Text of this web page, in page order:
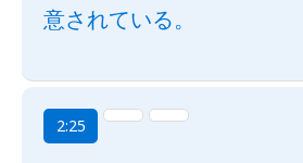
意されている。
2:25